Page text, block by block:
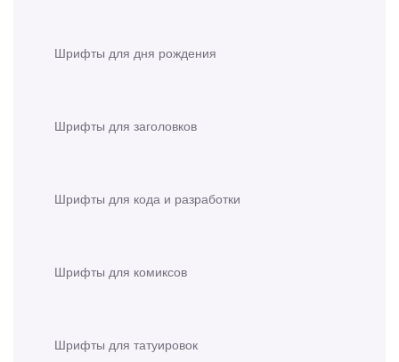
Шрифты для дня рождения
Шрифты для заголовков
Шрифты для кода и разработки
Шрифты для комиксов
Шрифты для татуировок